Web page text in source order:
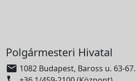
Polgármesteri Hivatal
 1082 Budapest, Baross u. 63-67.